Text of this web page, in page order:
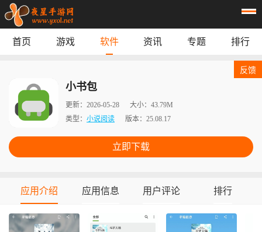
专题
首页 游戏 软件 资讯 专题 排行
小书包
更新： 2026-05-28 大小： 43.79M
类型： 小说阅读 版本： 25.08.17
立即下载
反馈
应用介绍 应用信息 用户评论 排行